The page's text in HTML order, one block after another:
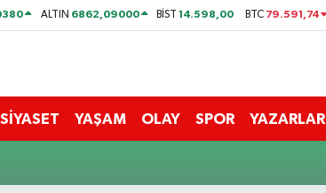
ALTIN 6862,09000 BİST14.598,00 BTC 79.591,74
SİYASET YAŞAM OLAY SPOR YAZARLAR